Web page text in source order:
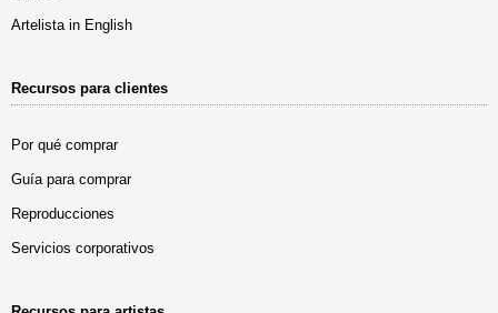
Artelista in English
Recursos para clientes
Por qué comprar
Guía para comprar
Reproducciones
Servicios corporativos